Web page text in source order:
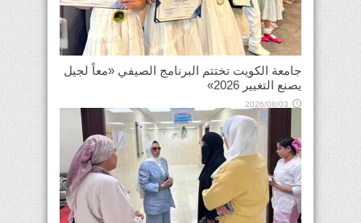
جامعة الكويت تختتم البرنامج الصيفي «معاً لجيل
يصنع التغيير 2026»
2026/08/03